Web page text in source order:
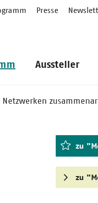
Presse
Aussteller
zu
zu